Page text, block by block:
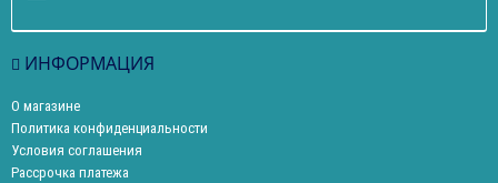
ИНФОРМАЦИЯ
О магазине
Политика конфиденциальности
Условия соглашения
Рассрочка платежа